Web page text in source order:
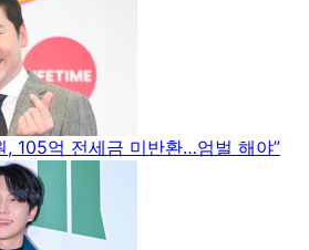
, 105억 전세금 미반환…엄벌 해야”